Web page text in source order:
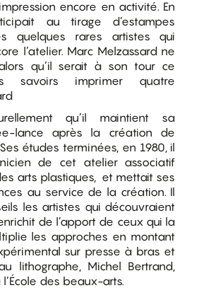
encore en activité. En
au tirage d’estampes
quelques rares artistes qui
l’atelier. Marc Melzassard ne
qu’il serait à son tour ce
savoirs imprimer quatre
qu’il maintient sa
lance après la création de
Ses études terminées, en 1980, il
de cet atelier associatif
arts plastiques, et mettait ses
au service de la création. Il
les artistes qui découvraient
de l’apport de ceux qui la
les approches en montant
sur presse à bras et
lithographe, Michel Bertrand,
des beaux-arts.